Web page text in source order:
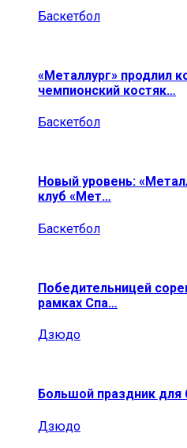
Баскетбол
«Металлург» продлил
чемпионский костяк…
Баскетбол
Новый уровень:
клуб «Мет…
Баскетбол
Победительницей
рамках Спа…
Дзюдо
Большой праздник для
Дзюдо